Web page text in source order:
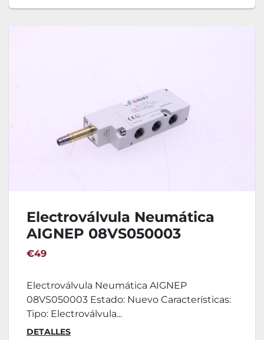
Electroválvula Neumática
AIGNEP 08VS050003
€49
Electroválvula Neumática AIGNEP
08VS050003 Estado: Nuevo Características:
Tipo: Electroválvula...
DETALLES